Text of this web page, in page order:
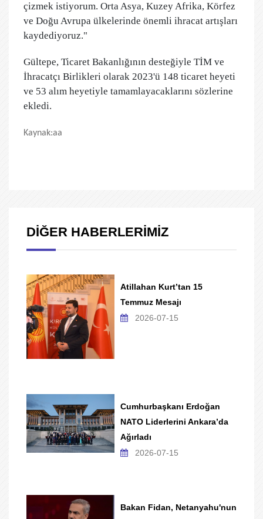
çizmek istiyorum. Orta Asya, Kuzey Afrika, Körfez
ve Doğu Avrupa ülkelerinde önemli ihracat artışları
kaydediyoruz."
Gültepe, Ticaret Bakanlığının desteğiyle TİM ve
İhracatçı Birlikleri olarak 2023'ü 148 ticaret heyeti
ve 53 alım heyetiyle tamamlayacaklarını sözlerine
ekledi.
Kaynak:aa
DİĞER HABERLERİMİZ
Atillahan Kurt’tan 15
Temmuz Mesajı
2026-07-15
Cumhurbaşkanı Erdoğan
NATO Liderlerini Ankara’da
Ağırladı
2026-07-15
Bakan Fidan, Netanyahu'nun